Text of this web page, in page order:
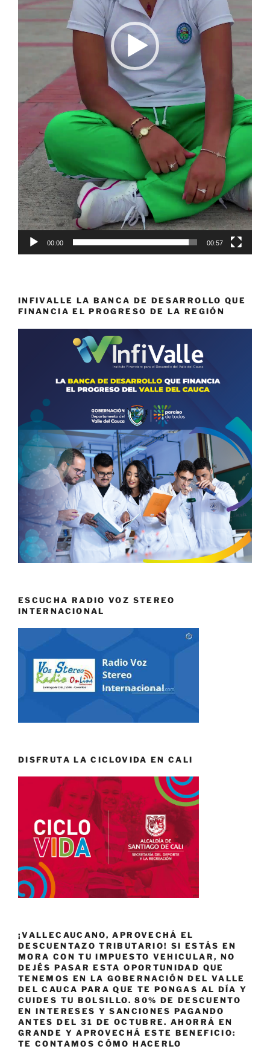
00:00 00:57
INFIVALLE LA BANCA DE DESARROLLO QUE
FINANCIA EL PROGRESO DE LA REGIÓN
ESCUCHA RADIO VOZ STEREO
INTERNACIONAL
DISFRUTA LA CICLOVIDA EN CALI
¡VALLECAUCANO, APROVECHÁ EL
DESCUENTAZO TRIBUTARIO! SI ESTÁS EN
MORA CON TU IMPUESTO VEHICULAR, NO
DEJÉS PASAR ESTA OPORTUNIDAD QUE
TENEMOS EN LA GOBERNACIÓN DEL VALLE
DEL CAUCA PARA QUE TE PONGAS AL DÍA Y
CUIDES TU BOLSILLO. 80% DE DESCUENTO
EN INTERESES Y SANCIONES PAGANDO
ANTES DEL 31 DE OCTUBRE. AHORRÁ EN
GRANDE Y APROVECHÁ ESTE BENEFICIO:
TE CONTAMOS CÓMO HACERLO